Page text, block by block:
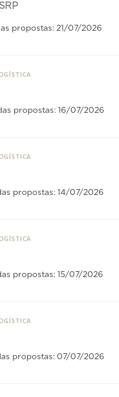
propostas: 21/07/2026
propostas: 16/07/2026
propostas: 14/07/2026
propostas: 15/07/2026
propostas: 07/07/2026